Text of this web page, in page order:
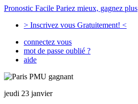
Pronostic Facile Pariez mieux, gagnez plus
> Inscrivez vous Gratuitement! <
connectez vous
mot de passe oublié ?
aide
jeudi 23 janvier